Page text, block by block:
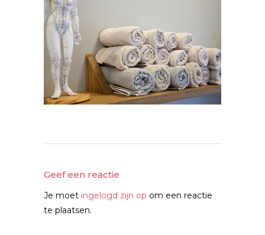
Geef een reactie
Je moet ingelogd zijn op om een reactie
te plaatsen.